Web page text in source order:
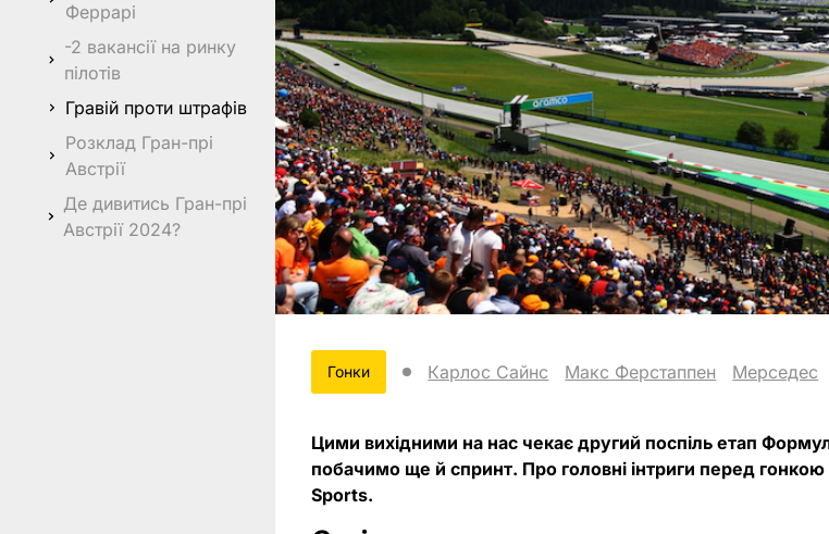
Феррарі
-2 вакансії на ринку
пілотів
Гравій проти штрафів
Розклад Гран-прі
Австрії
Де дивитись Гран-прі
Австрії 2024?
Гонки Карлос Сайнс Макс Ферстаппен Мерседес
Цими вихідними на нас чекає другий поспіль етап
побачимо ще й спринт. Про головні інтриги перед гонкою
Sports.